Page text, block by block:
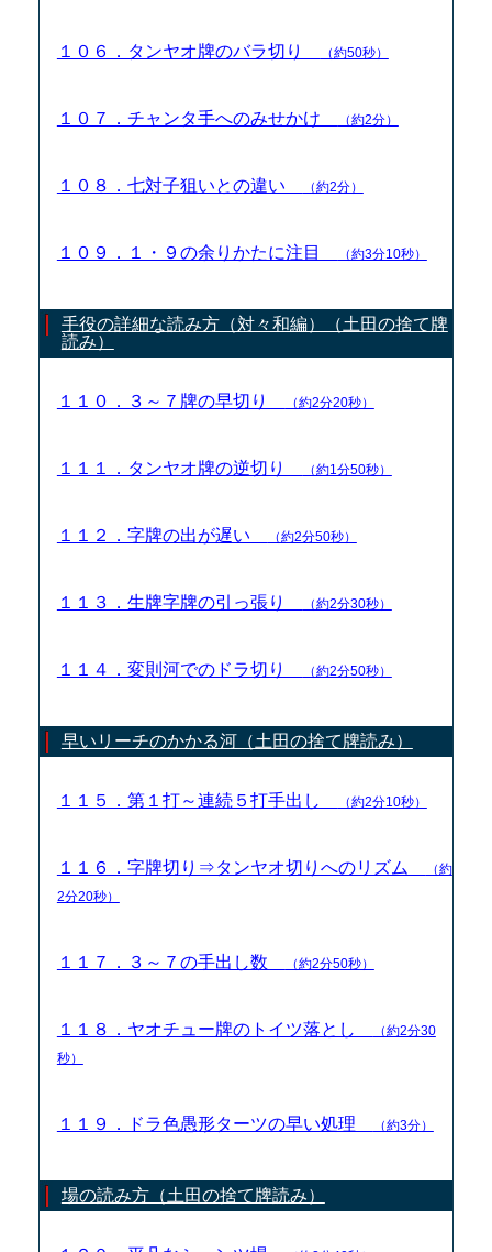
１０６．タンヤオ牌のバラ切り （約50秒）
１０７．チャンタ手へのみせかけ （約2分）
１０８．七対子狙いとの違い （約2分）
１０９．１・９の余りかたに注目 （約3分10秒）
手役の詳細な読み方（対々和編）（土田の捨て牌
読み）
１１０．３～７牌の早切り （約2分20秒）
１１１．タンヤオ牌の逆切り （約1分50秒）
１１２．字牌の出が遅い （約2分50秒）
１１３．生牌字牌の引っ張り （約2分30秒）
１１４．変則河でのドラ切り （約2分50秒）
早いリーチのかかる河（土田の捨て牌読み）
１１５．第１打～連続５打手出し （約2分10秒）
１１６．字牌切り⇒タンヤオ切りへのリズム
（約
2分20秒）
１１７．３～７の手出し数 （約2分50秒）
１１８．ヤオチュー牌のトイツ落とし
（約2分30
秒）
１１９．ドラ色愚形ターツの早い処理 （約3分）
場の読み方（土田の捨て牌読み）